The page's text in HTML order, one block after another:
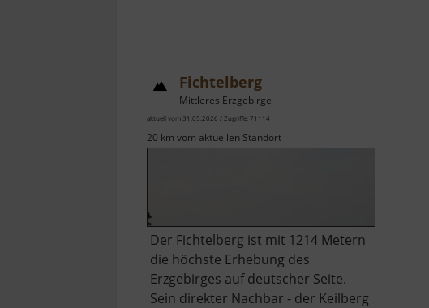
Fichtelberg
Mittleres Erzgebirge
aktuell vom 31.05.2026 / Zugriffe: 71114
20 km vom aktuellen Standort
Der Fichtelberg ist mit 1214 Metern
die höchste Erhebung des
Erzgebirges auf deutscher Seite.
Sein direkter Nachbar - der Keilberg